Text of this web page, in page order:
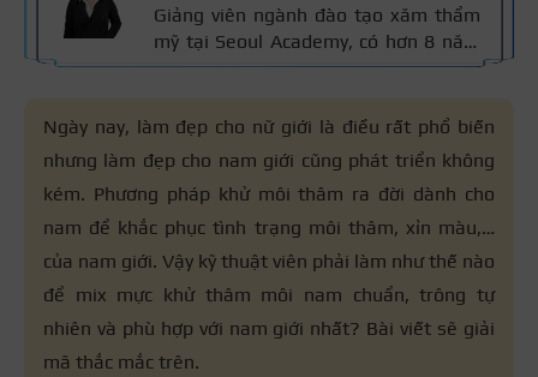
Giảng viên ngành đào tạo xăm thẩm
mỹ tại Seoul Academy, có hơn 8 năm
kinh nghiệm trong nghề, đạt nhiều
Xuất sắc Seoul Academy 2023. Nội
dung được kiểm định dựa trên kinh
nghiệm và tiêu chuẩn kỹ thuật phun
xăm của cô áp dụng trong đào tạo,
đảm bảo chính xác và an toàn cho
người học.
Ngày nay, làm đẹp cho nữ giới là điều rất phổ biến
nhưng làm đẹp cho nam giới cũng phát triển không
kém. Phương pháp khử môi thâm ra đời dành cho
nam để khắc phục tình trạng môi thâm, xỉn màu,…
của nam giới. Vậy kỹ thuật viên phải làm như thế nào
để mix mực khử thâm môi nam chuẩn, trông tự
nhiên và phù hợp với nam giới nhất? Bài viết sẽ giải
mã thắc mắc trên.